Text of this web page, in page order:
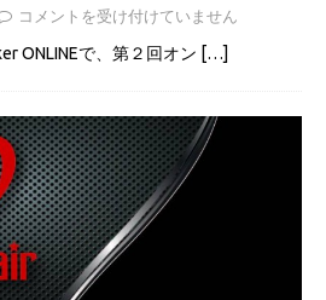
コメントを受け付けていません
ONLINEで、第２回オン […]